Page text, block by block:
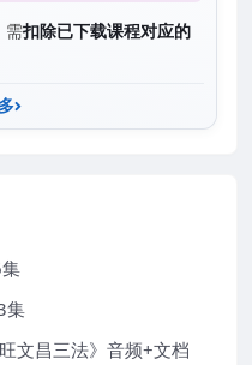
需扣除已下载课程对应的
集
文昌三法》音频+文档